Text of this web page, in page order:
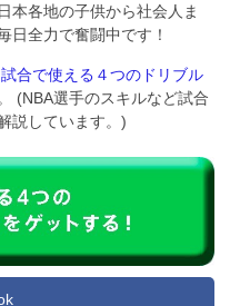
本各地の子供から社会人ま
日全力で奮闘中です！
合で使える４つのドリブル
(NBA選手のスキルなど試合
説しています。)